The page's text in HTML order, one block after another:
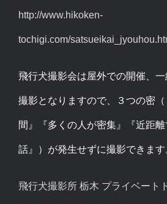
http://www.hikoken-
tochigi.com/
飛行犬撮影会は屋外での開催、
撮影となりますので、３つの密
間』『多くの人が密集』『近距
話』）が発生せずに撮影できます
飛行犬撮影所 栃木 プライベート